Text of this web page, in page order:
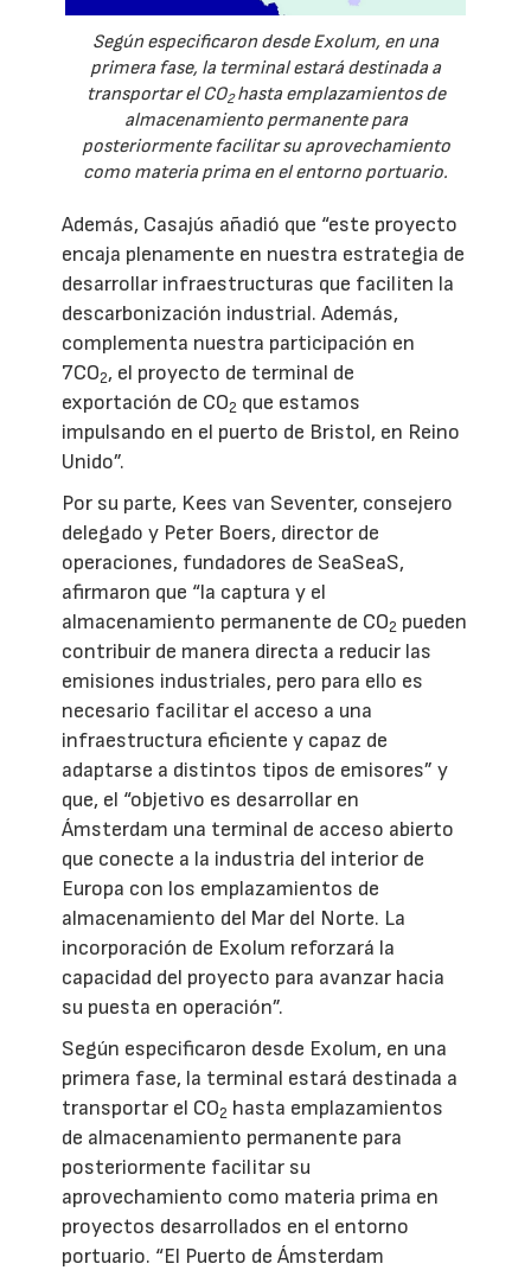
Según especificaron desde Exolum, en una
primera fase, la terminal estará destinada a
transportar el CO2hasta emplazamientos de
almacenamiento permanente para
posteriormente facilitar su aprovechamiento
como materia prima en el entorno portuario.
Además, Casajús añadió que “este proyecto
encaja plenamente en nuestra estrategia de
desarrollar infraestructuras que faciliten la
descarbonización industrial. Además,
complementa nuestra participación en
7CO2, el proyecto de terminal de
exportación de CO2 que estamos
impulsando en el puerto de Bristol, en Reino
Unido”.
Por su parte, Kees van Seventer, consejero
delegado y Peter Boers, director de
operaciones, fundadores de SeaSeaS,
afirmaron que “la captura y el
almacenamiento permanente de CO2 pueden
contribuir de manera directa a reducir las
emisiones industriales, pero para ello es
necesario facilitar el acceso a una
infraestructura eficiente y capaz de
adaptarse a distintos tipos de emisores” y
que, el “objetivo es desarrollar en
Ámsterdam una terminal de acceso abierto
que conecte a la industria del interior de
Europa con los emplazamientos de
almacenamiento del Mar del Norte. La
incorporación de Exolum reforzará la
capacidad del proyecto para avanzar hacia
su puesta en operación”.
Según especificaron desde Exolum, en una
primera fase, la terminal estará destinada a
transportar el CO2 hasta emplazamientos
de almacenamiento permanente para
posteriormente facilitar su
aprovechamiento como materia prima en
proyectos desarrollados en el entorno
portuario. “El Puerto de Ámsterdam